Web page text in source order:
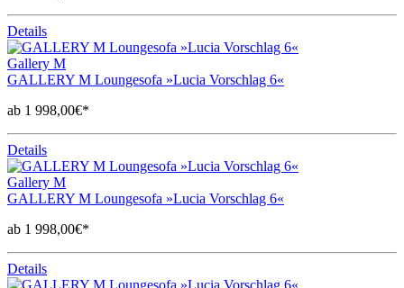
Details
Gallery M
GALLERY M Loungesofa »Lucia Vorschlag 6«
ab 1 998,00€*
Details
Gallery M
GALLERY M Loungesofa »Lucia Vorschlag 6«
ab 1 998,00€*
Details